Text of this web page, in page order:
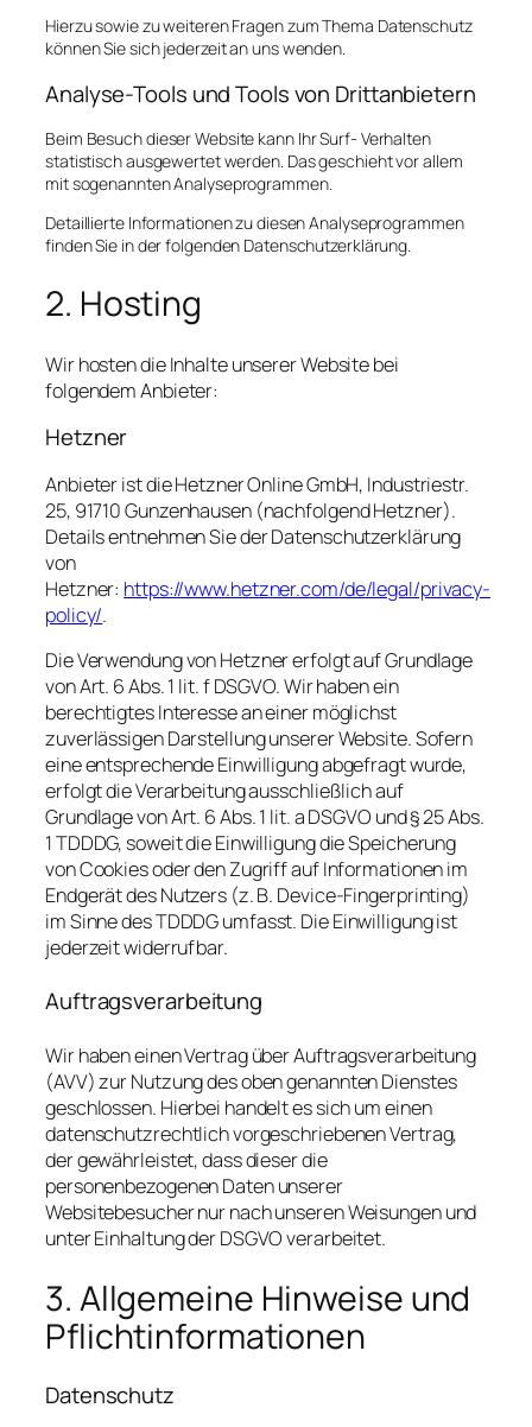
Hierzu sowie zu weiteren Fragen zum Thema Datenschutz
können Sie sich jederzeit an uns wenden.
Analyse-Tools und Tools von Dritt­anbietern
Beim Besuch dieser Website kann Ihr Surf- Verhalten
statistisch ausgewertet werden. Das geschieht vor allem
mit sogenannten Analyseprogrammen.
Detaillierte Informationen zu diesen Analyseprogrammen
finden Sie in der folgenden Datenschutzerklärung.
2. Hosting
Wir hosten die Inhalte unserer Website bei
folgendem Anbieter:
Hetzner
Anbieter ist die Hetzner Online GmbH, Industriestr.
25, 91710 Gunzenhausen (nachfolgend Hetzner).
Details entnehmen Sie der Datenschutzerklärung
von
Hetzner: https://www.hetzner.com/de/legal/privacy-
policy/.
Die Verwendung von Hetzner erfolgt auf Grundlage
von Art. 6 Abs. 1 lit. f DSGVO. Wir haben ein
berechtigtes Interesse an einer möglichst
zuverlässigen Darstellung unserer Website. Sofern
eine entsprechende Einwilligung abgefragt wurde,
erfolgt die Verarbeitung ausschließlich auf
Grundlage von Art. 6 Abs. 1 lit. a DSGVO und § 25 Abs.
1 TDDDG, soweit die Einwilligung die Speicherung
von Cookies oder den Zugriff auf Informationen im
Endgerät des Nutzers (z. B. Device-Fingerprinting)
im Sinne des TDDDG umfasst. Die Einwilligung ist
jederzeit widerrufbar.
Auftragsverarbeitung
Wir haben einen Vertrag über Auftragsverarbeitung
(AVV) zur Nutzung des oben genannten Dienstes
geschlossen. Hierbei handelt es sich um einen
datenschutzrechtlich vorgeschriebenen Vertrag,
der gewährleistet, dass dieser die
personenbezogenen Daten unserer
Websitebesucher nur nach unseren Weisungen und
unter Einhaltung der DSGVO verarbeitet.
3. Allgemeine Hinweise und
Pflicht­informationen
Datenschutz